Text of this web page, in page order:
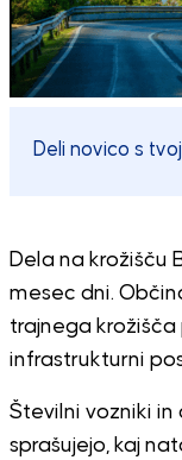
Deli novico s
Dela na krožišču
mesec dni.
trajnega
infrastrukturni
Številni vozniki in
sprašujejo, kaj